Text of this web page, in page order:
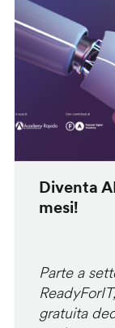
Diventa
mesi!
Parte a
gratuita